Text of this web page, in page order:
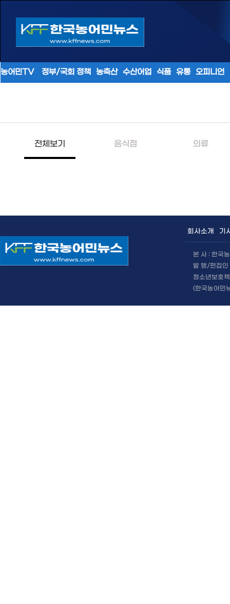
농어민TV 정부/국회 정책 농축산 수산어업 식품 유통 오피니언
전체보기 음식점 의류
회사소개 기
본 사 : 한국
발 행/편집인
청소년보호
(한국농어민